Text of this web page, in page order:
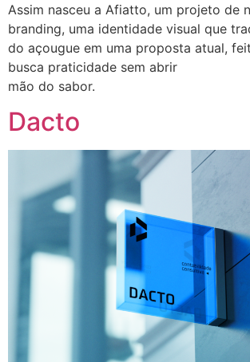
Assim nasceu a Afiatto, um projeto de
branding, uma identidade visual que
do açougue em uma proposta atual,
busca praticidade sem abrir
mão do sabor.
Dacto